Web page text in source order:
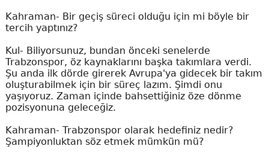
Kahraman- Bir geçiş süreci olduğu için mi böyle bir
tercih yaptınız?
Kul- Biliyorsunuz, bundan önceki senelerde
Trabzonspor, öz kaynaklarını başka takımlara verdi.
Şu anda ilk dörde girerek Avrupa'ya gidecek bir takım
oluşturabilmek için bir süreç lazım. Şimdi onu
yaşıyoruz. Zaman içinde bahsettiğiniz öze dönme
pozisyonuna geleceğiz.
Kahraman- Trabzonspor olarak hedefiniz nedir?
Şampiyonluktan söz etmek mümkün mü?